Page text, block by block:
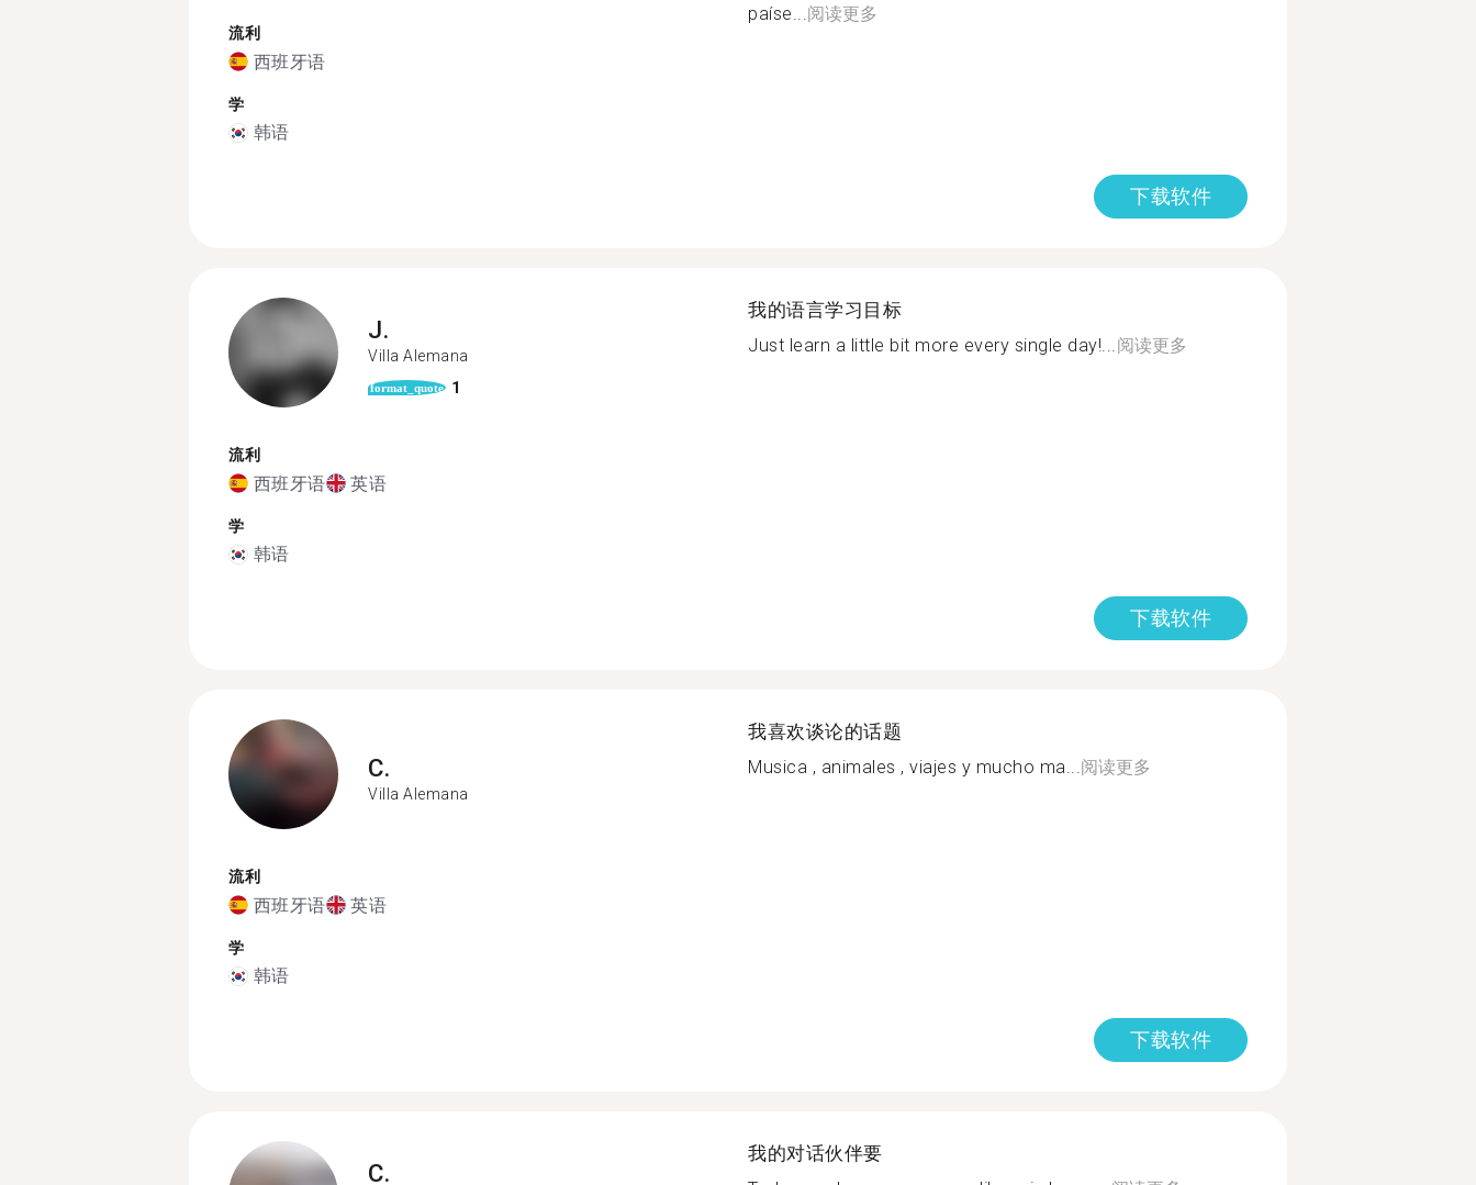
流利
西班牙语
学
韩语
paíse...阅读更多
下载软件
J.
Villa Alemana
format_quote 1
流利
西班牙语 英语
学
韩语
我的语言学习目标
Just learn a little bit more every single day!...阅读更多
下载软件
C.
Villa Alemana
流利
西班牙语 英语
学
韩语
我喜欢谈论的话题
Musica , animales , viajes y mucho ma...阅读更多
下载软件
C.
我的对话伙伴要